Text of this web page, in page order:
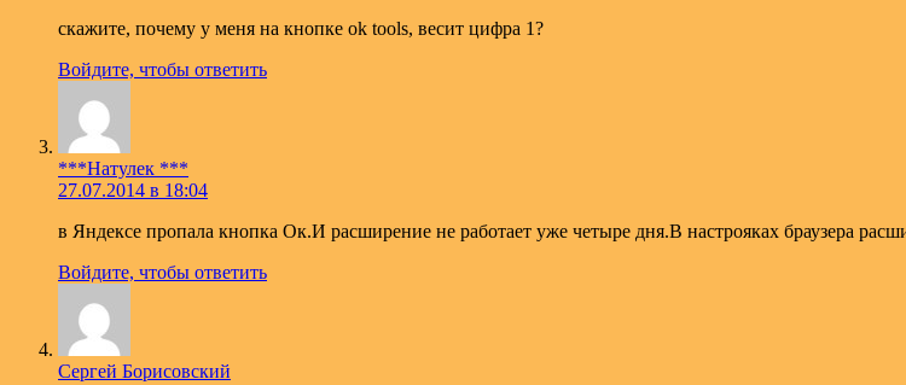
скажите, почему у меня на кнопке ok tools, весит цифра 1?
Войдите, чтобы ответить
***Натулек ***
27.07.2014 в 18:04
в Яндексе пропала кнопка Ок.И расширение не работает уже четыре дня.В настрояках браузера
Войдите, чтобы ответить
Сергей Борисовский